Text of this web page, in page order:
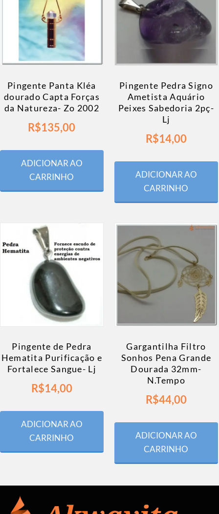
Pingente Panta Kléa
dourado Capta Forças
da Natureza- Zo 2002
R$135,00
ADICIONAR AO
CARRINHO
Pingente Pedra Signo
Ametista Aquário
Peixes Sabedoria 2pç-
Lj
R$14,00
ADICIONAR AO
CARRINHO
Pingente de Pedra
Hematita Purificação e
Fortalece Sangue- Lj
R$14,00
ADICIONAR AO
CARRINHO
Gargantilha Filtro
Sonhos Pena Grande
Dourada 32mm-
N.Tempo
R$44,00
ADICIONAR AO
CARRINHO